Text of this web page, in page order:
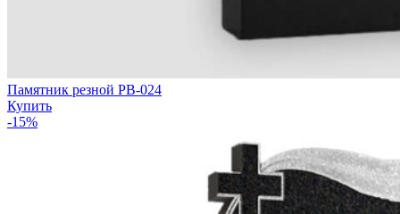
Памятник резной РВ-024
Купить
-15%